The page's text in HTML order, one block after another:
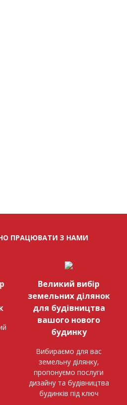
ПРАЦЮВАТИ З НАМИ
Великий вибір
земельних ділянок
для будівництва
вашого нового
будинку
Вибираємо для вас
земельну ділянку,
пропонуємо послуги
дизайну та будівництва
будинків під ключ